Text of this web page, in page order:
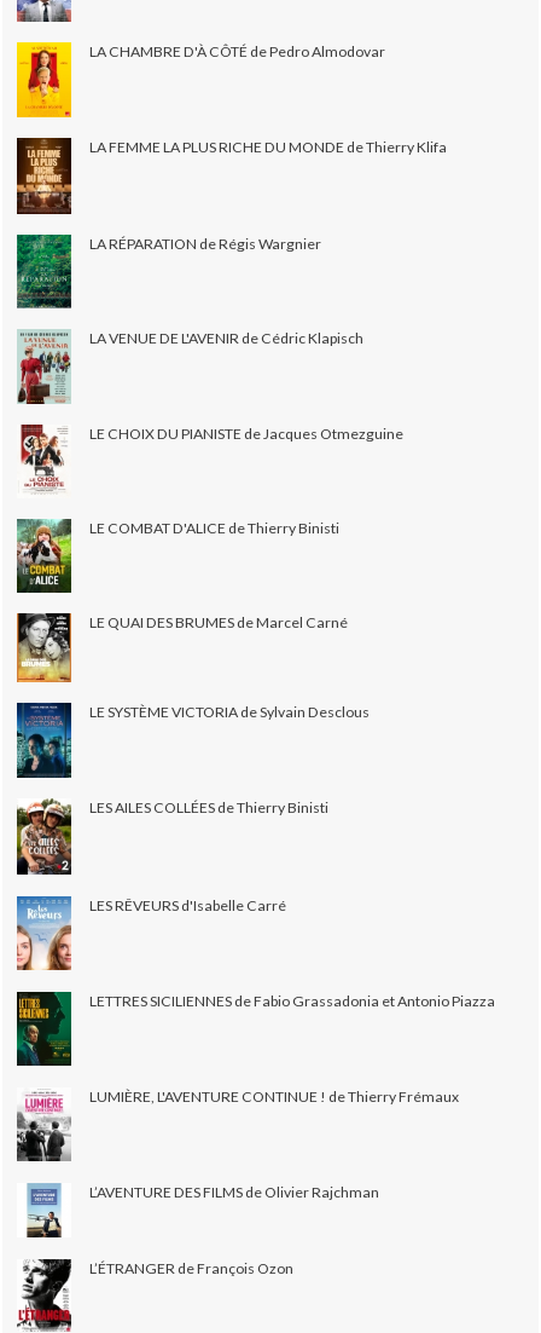
LA CHAMBRE D'À CÔTÉ de Pedro Almodovar
LA FEMME LA PLUS RICHE DU MONDE de Thierry Klifa
LA RÉPARATION de Régis Wargnier
LA VENUE DE L'AVENIR de Cédric Klapisch
LE CHOIX DU PIANISTE de Jacques Otmezguine
LE COMBAT D'ALICE de Thierry Binisti
LE QUAI DES BRUMES de Marcel Carné
LE SYSTÈME VICTORIA de Sylvain Desclous
LES AILES COLLÉES de Thierry Binisti
LES RÊVEURS d'Isabelle Carré
LETTRES SICILIENNES de Fabio Grassadonia et Antonio Piazza
LUMIÈRE, L'AVENTURE CONTINUE ! de Thierry Frémaux
L’AVENTURE DES FILMS de Olivier Rajchman
L’ÉTRANGER de François Ozon